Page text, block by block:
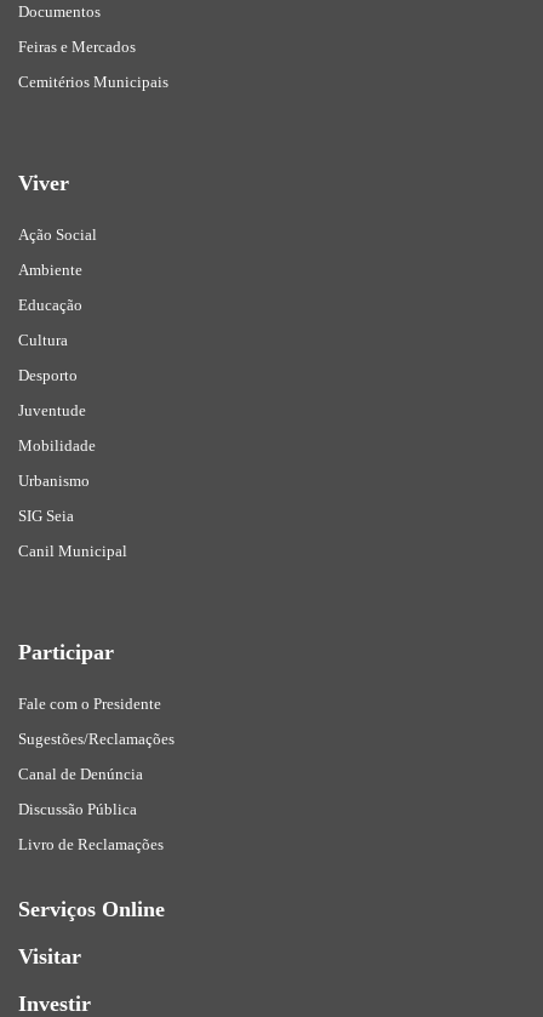
Documentos
Feiras e Mercados
Cemitérios Municipais
Viver
Ação Social
Ambiente
Educação
Cultura
Desporto
Juventude
Mobilidade
Urbanismo
SIG Seia
Canil Municipal
Participar
Fale com o Presidente
Sugestões/Reclamações
Canal de Denúncia
Discussão Pública
Livro de Reclamações
Serviços Online
Visitar
Investir